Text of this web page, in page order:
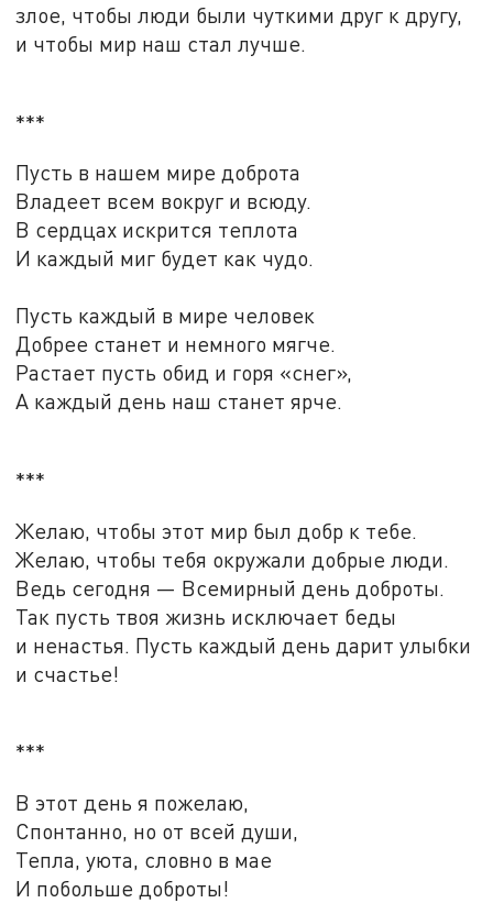
злое, чтобы люди были чуткими друг к другу,
и чтобы мир наш стал лучше.
***
Пусть в нашем мире доброта
Владеет всем вокруг и всюду.
В сердцах искрится теплота
И каждый миг будет как чудо.
Пусть каждый в мире человек
Добрее станет и немного мягче.
Растает пусть обид и горя «снег»,
А каждый день наш станет ярче.
***
Желаю, чтобы этот мир был добр к тебе.
Желаю, чтобы тебя окружали добрые люди.
Ведь сегодня — Всемирный день доброты.
Так пусть твоя жизнь исключает беды
и ненастья. Пусть каждый день дарит улыбки
и счастье!
***
В этот день я пожелаю,
Спонтанно, но от всей души,
Тепла, уюта, словно в мае
И побольше доброты!